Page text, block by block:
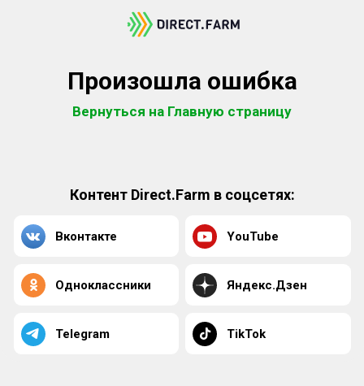
Произошла ошибка
Вернуться на Главную страницу
Контент Direct.Farm в соцсетях:
Вконтакте YouTube
Одноклассники Яндекс.Дзен
Telegram TikTok